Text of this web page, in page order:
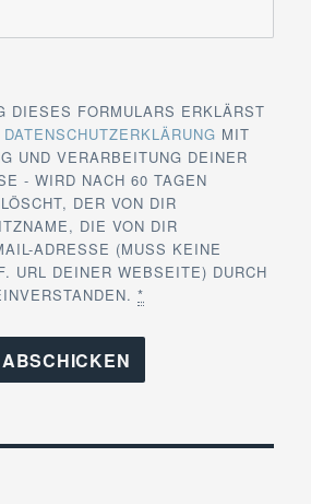
DIESES FORMULARS ERKLÄRST
DATENSCHUTZERKLÄRUNG MIT
UND VERARBEITUNG DEINER
- WIRD NACH 60 TAGEN
DER VON DIR
DIE VON DIR
ADRESSE (MUSS KEINE
URL DEINER WEBSEITE) DURCH
*